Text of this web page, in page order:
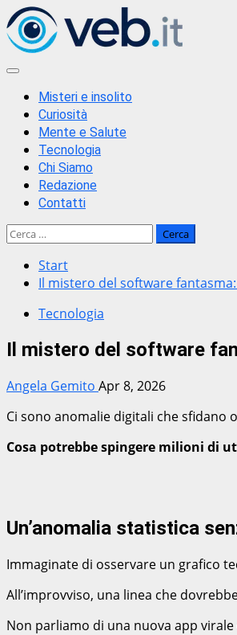
Zum
Inhalt
springen
Primäres
MenüMisteri e insolito
Curiosità
Mente e Salute
Tecnologia
Chi Siamo
Redazione
Contatti
Ricerca
Start
Il mistero del software
Tecnologia
Il mistero del software
Angela Gemito Apr 8, 2026
Ci sono anomalie digitali che sfidano
Cosa potrebbe spingere milioni di
Un’anomalia statistica
Immaginate di osservare un grafico
All’improvviso, una linea che
Non parliamo di una nuova app